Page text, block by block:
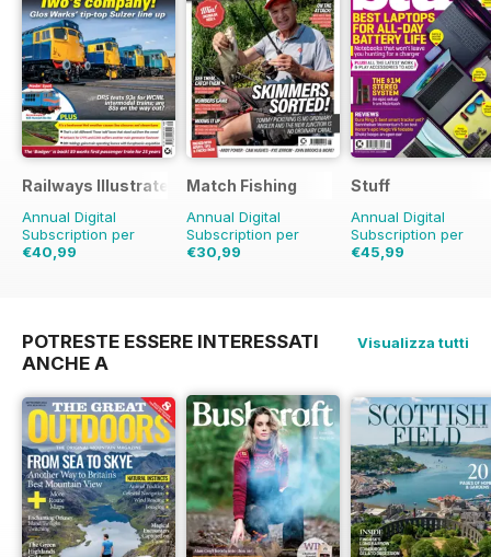
Railways Illustrated
Annual Digital
Subscription per
€40,99
Match Fishing
Annual Digital
Subscription per
€30,99
Stuff
Annual Digital
Subscription per
€45,99
POTRESTE ESSERE INTERESSATI
ANCHE A
Visualizza tutti